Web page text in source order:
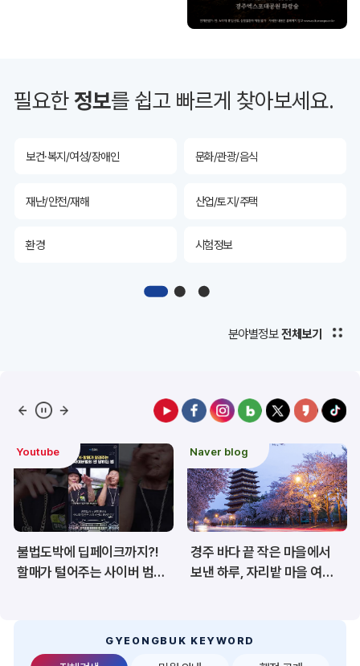
필요한정보를 쉽고 빠르게 찾아보세요.
공공데이터&통계
산림 해양/수산
보건·복지/여성/장애인 문화/관광/음식
재난/안전/재해 산업/토지/주택
환경 시험정보
디지털아카이브
공공데이터&통계
산림 해양/수산
보건·복지/여성/장애인 문화/관광/음식
재난/안전/재해 산업/토지/주택
환경 시험정보
공공데이터&통계
분야별정보 전체보기
Naver blog
경주 바다 끝 작은 마을에서
보낸 하루, 자리밭 마을 여름
도정 주요이슈
경북 백두대간 트레일6
챌린지, 6월 20일 상주서
GYEONGBUK KEYWORD